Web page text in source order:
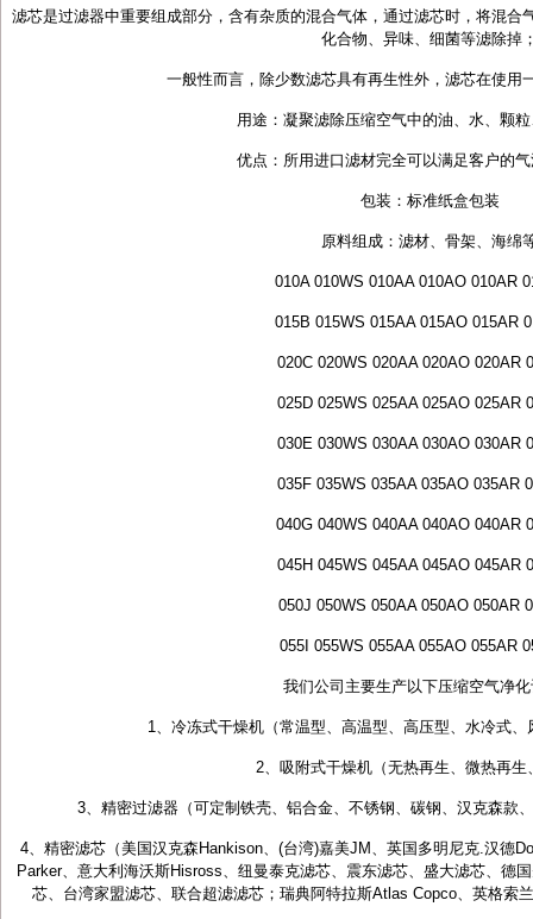
滤芯是过滤器中重要组成部分，含有杂质的混合气体，通过滤芯时，将混
化合物、异味、细菌等滤除掉
一般性而言，除少数滤芯具有再生性外，滤芯在使用
用途：凝聚滤除压缩空气中的油、水、颗
优点：所用进口滤材完全可以满足客户的
包装：标准纸盒包装
原料组成：滤材、骨架、海绵
010A 010WS 010AA 010AO 010AR
015B 015WS 015AA 015AO 015AR
020C 020WS 020AA 020AO 020AR
025D 025WS 025AA 025AO 025AR
030E 030WS 030AA 030AO 030AR
035F 035WS 035AA 035AO 035AR
040G 040WS 040AA 040AO 040AR
045H 045WS 045AA 045AO 045AR
050J 050WS 050AA 050AO 050AR
055I 055WS 055AA 055AO 055AR
我们公司主要生产以下压缩空气净
1、冷冻式干燥机（常温型、高温型、高压型、水冷式
2、吸附式干燥机（无热再生、微热再生
3、精密过滤器（可定制铁壳、铝合金、不锈钢、碳钢、汉克森款
4、精密滤芯（美国汉克森Hankison、(台湾)嘉美JM、英国多明尼克.汉德
Parker、意大利海沃斯Hisross、纽曼泰克滤芯、震东滤芯、盛大滤芯、德
芯、台湾家盟滤芯、联合超滤滤芯；瑞典阿特拉斯Atlas Copco、英格索